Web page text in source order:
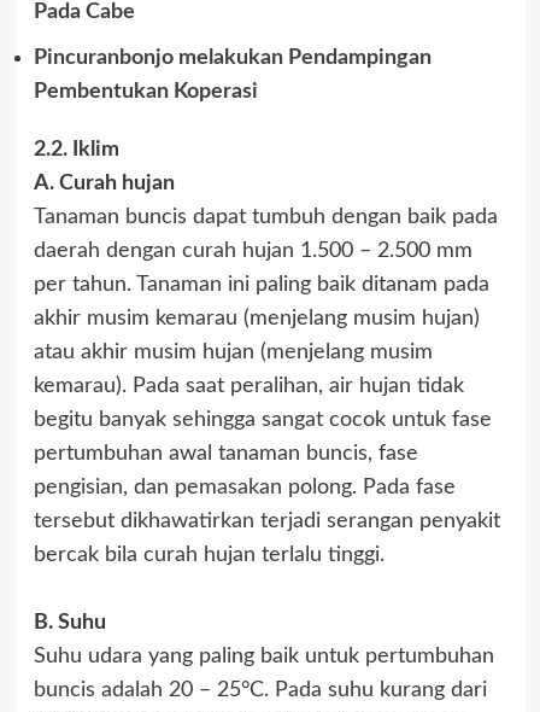
Pada Cabe
Pincuranbonjo melakukan Pendampingan
Pembentukan Koperasi
2.2. Iklim
A. Curah hujan
Tanaman buncis dapat tumbuh dengan baik pada
daerah dengan curah hujan 1.500 – 2.500 mm
per tahun. Tanaman ini paling baik ditanam pada
akhir musim kemarau (menjelang musim hujan)
atau akhir musim hujan (menjelang musim
kemarau). Pada saat peralihan, air hujan tidak
begitu banyak sehingga sangat cocok untuk fase
pertumbuhan awal tanaman buncis, fase
pengisian, dan pemasakan polong. Pada fase
tersebut dikhawatirkan terjadi serangan penyakit
bercak bila curah hujan terlalu tinggi.
B. Suhu
Suhu udara yang paling baik untuk pertumbuhan
buncis adalah 20 – 25°C. Pada suhu kurang dari